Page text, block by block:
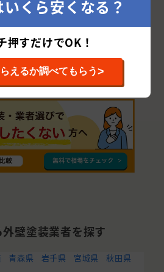
三次市 竹原市
山県郡
豊田郡
世羅郡
壁塗装業者を探す
青森県 岩手県 宮城県
秋田県
くら安くなる？
押すだけでOK！
えるか調べてもらう>